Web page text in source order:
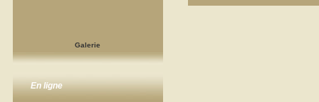
Galerie
En ligne